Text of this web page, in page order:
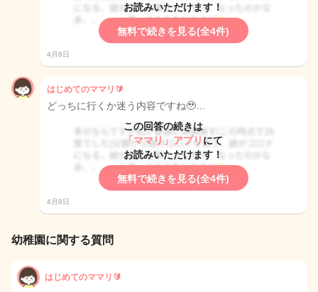
お読みいただけます！
無料で続きを見る(全4件)
4月8日
はじめてのママリ🔰
どっちに行くか迷う内容ですね🥹…
この回答の続きは
「ママリ」アプリ にて
お読みいただけます！
無料で続きを見る(全4件)
4月8日
幼稚園に関する質問
はじめてのママリ🔰